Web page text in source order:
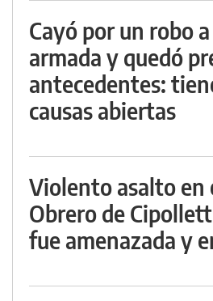
Cayó por un robo
armada y quedó
antecedentes:
causas abiertas
Violento asalto en
Obrero de
fue amenazada y